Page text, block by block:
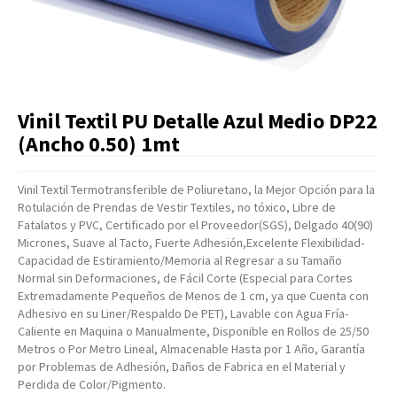
Facturación
Listas de Precios
Vinil Textil PU Detalle Azul Medio DP22
(Ancho 0.50) 1mt
Vinil Textil Termotransferible de Poliuretano, la Mejor Opción para la
Rotulación de Prendas de Vestir Textiles, no tóxico, Libre de
Fatalatos y PVC, Certificado por el Proveedor(SGS), Delgado 40(90)
Micrones, Suave al Tacto, Fuerte Adhesión,Excelente Flexibilidad-
Capacidad de Estiramiento/Memoria al Regresar a su Tamaño
Normal sin Deformaciones, de Fácil Corte (Especial para Cortes
Extremadamente Pequeños de Menos de 1 cm, ya que Cuenta con
Adhesivo en su Liner/Respaldo De PET), Lavable con Agua Fría-
Caliente en Maquina o Manualmente, Disponible en Rollos de 25/50
Metros o Por Metro Lineal, Almacenable Hasta por 1 Año, Garantía
por Problemas de Adhesión, Daños de Fabrica en el Material y
Perdida de Color/Pigmento.